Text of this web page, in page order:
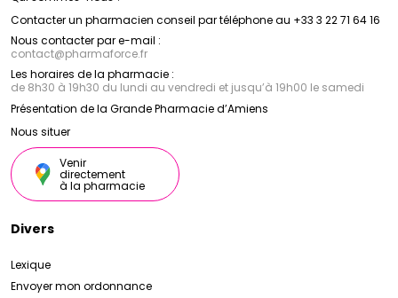
Contacter un pharmacien conseil par téléphone au +33 3 22 71 64 16
Nous contacter par e-mail :
contact@pharmaforce.fr
Les horaires de la pharmacie :
de 8h30 à 19h30 du lundi au vendredi et jusqu’à 19h00 le samedi
Présentation de la Grande Pharmacie d’Amiens
Nous situer
Venir
directement
à la pharmacie
Divers
Lexique
Envoyer mon ordonnance